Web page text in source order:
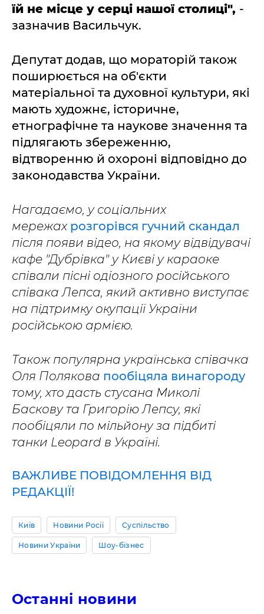
їй не місце у серці нашої столиці", -
зазначив Васильчук.
Депутат додав, що мораторій також
поширюється на об'єкти
матеріальної та духовної культури, які
мають художнє, історичне,
етнографічне та наукове значення та
підлягають збереженню,
відтворенню й охороні відповідно до
законодавства України.
Нагадаємо, у соціальних
мережах розгорівся гучний скандал
після появи відео, на якому відвідувачі
кафе "Дубрівка" у Києві у караоке
співали пісні одіозного російського
співака Лепса, який активно виступає
на підтримку окупації України
російською армією.
Також популярна українська співачка
Оля Полякова пообіцяла винагороду
тому, хто дасть стусана Миколі
Баскову та Григорію Лепсу, які
пообіцяли по мільйону за підбиті
танки Leopard в Україні.
ВАЖЛИВЕ ПОВІДОМЛЕННЯ ВІД
РЕДАКЦІЇ!
Київ Новини Росії Суспільство
Новини України Шоу-бізнес
Останні новини